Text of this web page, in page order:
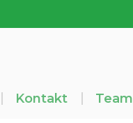
Kontakt Team